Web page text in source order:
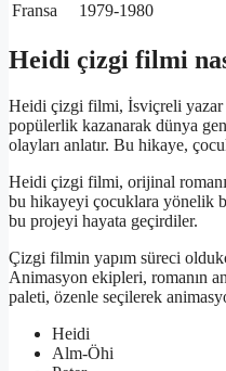
Fransa
1979-1980
Heidi çizgi filmi
Heidi çizgi filmi, İsviçreli yazar
popülerlik kazanarak dünya
olayları anlatır. Bu hikaye,
Heidi çizgi filmi, orijinal
bu hikayeyi çocuklara yönelik
bu projeyi hayata geçirdiler.
Çizgi filmin yapım süreci
Animasyon ekipleri, romanın
paleti, özenle seçilerek
Heidi
Alm-Öhi